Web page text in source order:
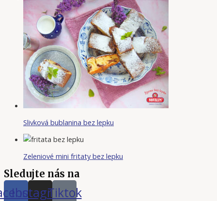
Slivková bublanina bez lepku
Zeleniové mini fritaty bez lepku
Sledujte nás na
Instagram
Tiktok